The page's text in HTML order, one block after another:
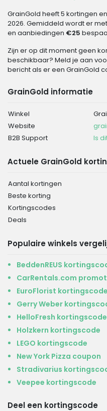
GrainGold heeft 5 kortingen
2026. Gemiddeld wordt er
en aanbiedingen €25
Zijn er op dit moment geen
beschikbaar? Meld je aan
bericht als er een GrainGold
GrainGold informatie
Winkel
Website
B2B Support
Is
Actuele GrainGold
Aantal kortingen
Beste korting
Kortingscodes
Deals
Populaire winkels
BeddenREUS
CarRentals.com
EuroFlorist kortingscode
Gerry Weber
HelloFresh kortingscode
Holzkern kortingscode
LEGO kortingscode
New York Pizza coupon
Stradivarius
Veepee kortingscode
Deel een kortingscode